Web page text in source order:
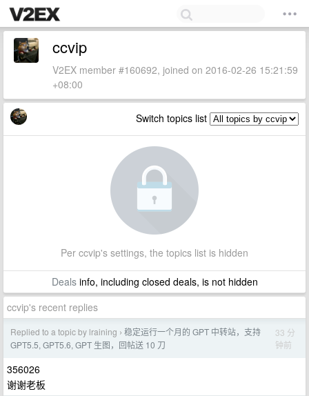
ccvip
V2EX member #160692, joined on 2016-02-26 15:21:59
+08:00
Switch topics list
Per ccvip's settings, the topics list is hidden
Dealsinfo, including closed deals, is not hidden
ccvip's recent replies
Replied to a topic by lraining › 稳定运行一个月的 GPT 中转站，支持
GPT5.5, GPT5.6, GPT 生图，回帖送 10 刀
33 分
钟前
356026
谢谢老板